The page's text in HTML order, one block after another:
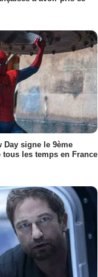
Day signe le 9ème
les temps en France